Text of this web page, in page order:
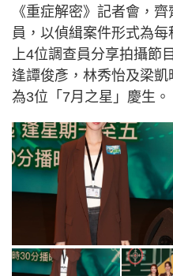
《重症解密》記者會，
員，以偵緝案件形式為
上4位調查員分享拍攝節
逢譚俊彥，林秀怡及梁
為3位「7月之星」慶生。